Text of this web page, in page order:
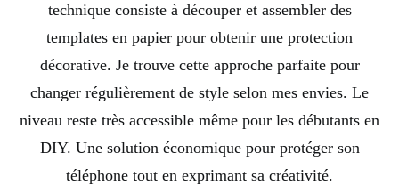
technique consiste à découper et assembler des
templates en papier pour obtenir une protection
décorative. Je trouve cette approche parfaite pour
changer régulièrement de style selon mes envies. Le
niveau reste très accessible même pour les débutants en
DIY. Une solution économique pour protéger son
téléphone tout en exprimant sa créativité.